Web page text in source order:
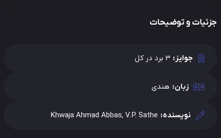
و توضیحات
جوایز: 3 برد در کل
زبان: هندی
نویسنده: Khwaja Ahmad Abbas, V.P. Sathe